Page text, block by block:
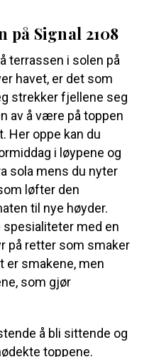
på Signal 2108
terrassen i solen på
havet, er det som
strekker fjellene seg
av å være på toppen
Her oppe kan du
i løypene og
sola mens du nyter
løfter den
til nye høyder.
spesialiteter med en
på retter som smaker
er smakene, men
som gjør
å bli sittende og
toppene.